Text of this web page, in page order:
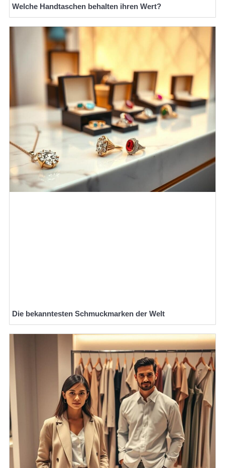
Welche Handtaschen behalten ihren Wert?
Die bekanntesten Schmuckmarken der Welt